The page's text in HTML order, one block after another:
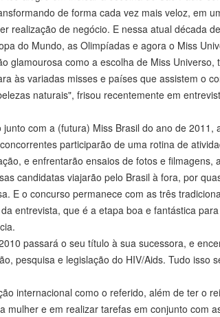
de forma cada vez mais veloz, em
realização de negócio. E nessa atual década
do Mundo, as Olimpíadas e agora o Miss
glamourosa como a escolha de Miss Universo,
às variadas misses e países que assistem o
naturais", frisou recentemente em
com a (futura) Miss Brasil do ano de 2011,
participarão de uma rotina de
e enfrentarão ensaios de fotos e filmagens,
candidatas viajarão pelo Brasil à fora, por
E o concurso permanece com as três
entrevista, que é a etapa boa e fantástica
passará o seu título à sua sucessora, e
pesquisa e legislação do HIV/Aids. Tudo isso
internacional como o referido, além de ter o
e em realizar tarefas em conjunto com